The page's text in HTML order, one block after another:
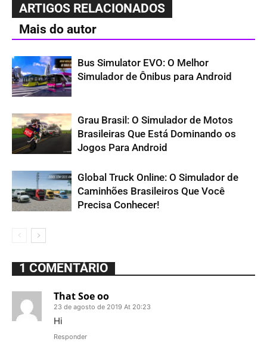
ARTIGOS RELACIONADOS
Mais do autor
Bus Simulator EVO: O Melhor
Simulador de Ônibus para Android
Grau Brasil: O Simulador de Motos
Brasileiras Que Está Dominando os
Jogos Para Android
Global Truck Online: O Simulador de
Caminhões Brasileiros Que Você
Precisa Conhecer!
1 COMENTÁRIO
That Soe oo
23 de agosto de 2019 At 20:23
Hi
Responder